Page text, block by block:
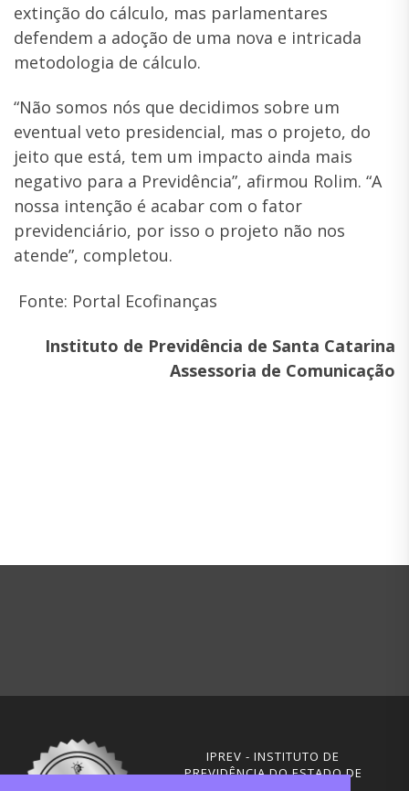
extinção do cálculo, mas parlamentares
defendem a adoção de uma nova e intricada
metodologia de cálculo.
“Não somos nós que decidimos sobre um
eventual veto presidencial, mas o projeto, do
jeito que está, tem um impacto ainda mais
negativo para a Previdência”, afirmou Rolim. “A
nossa intenção é acabar com o fator
previdenciário, por isso o projeto não nos
atende”, completou.
Fonte: Portal Ecofinanças
Instituto de Previdência de Santa Catarina
Assessoria de Comunicação
IPREV - INSTITUTO DE
PREVIDÊNCIA DO ESTADO DE